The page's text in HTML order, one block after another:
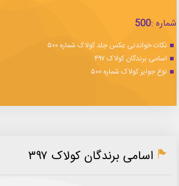
شماره :500
نکات خواندنی عکس جلد کولاک شماره ۵۰۰
اسامی برندگان کولاک ۴۹۷
نوع جوایز کولاک شماره ۵۰۰
اسامی برندگان کولاک ۳۹۷